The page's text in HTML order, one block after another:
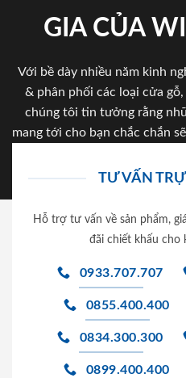
GIA CỦA
Với bề dày nhiều năm kinh
& phân phối các loại cửa
chúng tôi tin tưởng rằng
mang tới cho bạn chắc chắn
TƯ VẤN
Hỗ trợ tư vấn về sản phẩm,
đãi chiết khấu cho
0933.707.707
0855.400.400
0834.300.300
0899.400.400